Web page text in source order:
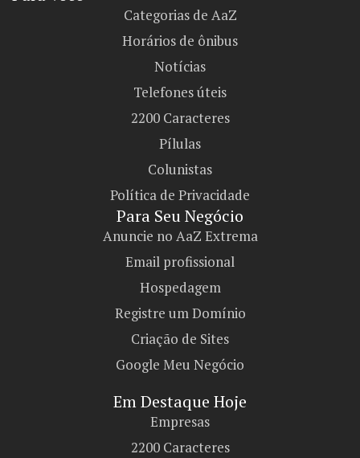
Categorias de AaZ
Horários de ônibus
Notícias
Telefones úteis
2200 Caracteres
Pílulas
Colunistas
Política de Privacidade
Para Seu Negócio​
Anuncie no AaZ Extrema
Email profissional
Hospedagem
Registre um Domínio
Criação de Sites
Google Meu Negócio
Em Destaque Hoje
Empresas
2200 Caracteres